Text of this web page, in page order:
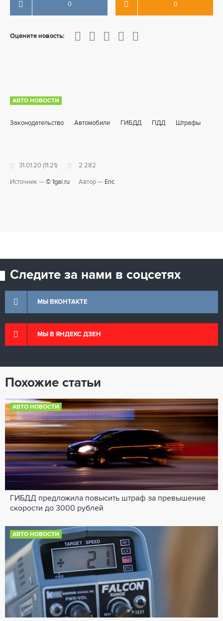
0 0
Оцените новость:
0
1 2 3 4 5
АВТО НОВОСТИ
Законодательство Автомобили ГИБДД ПДД Штрафы
31.01.20 (11:21) 2 282
Источник — © 1gai.ru Автор — Eric
Следите за нами в соцсетях
МЫ ВКОНТАКТЕ
МЫ В ЯНДЕКС ДЗЕН
Похожие статьи
АВТО НОВОСТИ
ГИБДД предложила повысить штраф за превышение
скорости до 3000 рублей
АВТО НОВОСТИ